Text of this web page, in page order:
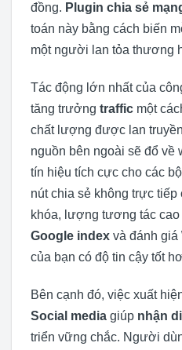
đồng. Plugin chia sẻ
toán này bằng cách biến
một người lan tỏa thương
Tác động lớn nhất của
tăng trưởng traffic một
chất lượng được lan
nguồn bên ngoài sẽ đổ về
tín hiệu tích cực cho các
nút chia sẻ không trực
khóa, lượng tương tác cao
Google index và đánh giá
của bạn có độ tin cậy tốt
Bên cạnh đó, việc xuất
Social media giúp nhận
triển vững chắc. Người